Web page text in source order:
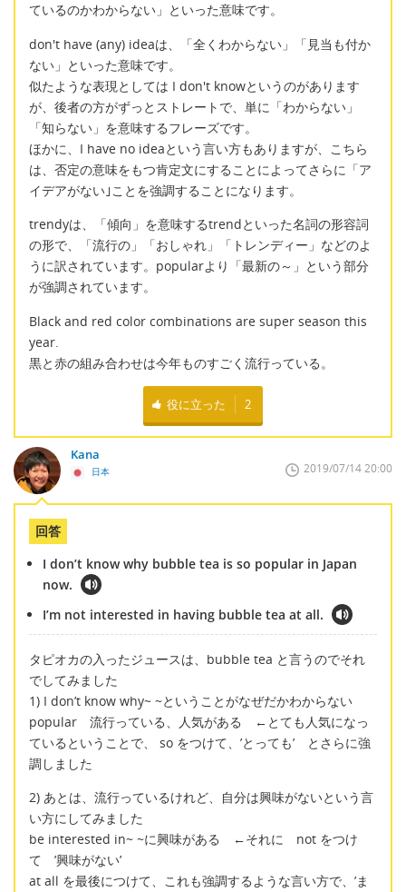
ているのかわからない」といった意味です。
don't have (any) ideaは、「全くわからない」「見当も付か
ない」といった意味です。
似たような表現としては I don't knowというのがあります
が、後者の方がずっとストレートで、単に「わからない」
「知らない」を意味するフレーズです。
ほかに、I have no ideaという言い方もありますが、こちら
は、否定の意味をもつ肯定文にすることによってさらに「ア
イデアがない｣ことを強調することになります。
trendyは、「傾向」を意味するtrendといった名詞の形容詞
の形で、「流行の」「おしゃれ」「トレンディー」などのよ
うに訳されています。popularより「最新の～」という部分
が強調されています。
Black and red color combinations are super season this
year.
黒と赤の組み合わせは今年ものすごく流行っている。
役に立った 2
Kana
日本 2019/07/14 20:00
回答
I don’t know why bubble tea is so popular in Japan
now.
I’m not interested in having bubble tea at all.
タピオカの入ったジュースは、bubble tea と言うのでそれ
でしてみました
1) I don’t know why~ ~ということがなぜだかわからない
popular 流行っている、人気がある ←とても人気になっ
ているということで、 so をつけて、’とっても’ とさらに強
調しました
2) あとは、流行っているけれど、自分は興味がないという言
い方にしてみました
be interested in~ ~に興味がある ←それに not をつけ
て ’興味がない’
at all を最後につけて、これも強調するような言い方で、’ま